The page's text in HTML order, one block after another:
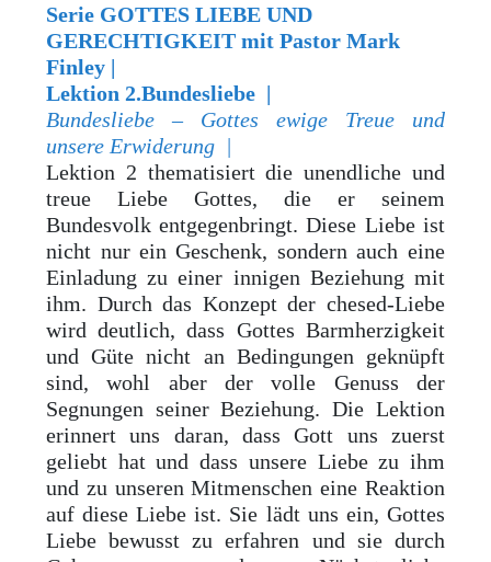
Serie GOTTES LIEBE UND
GERECHTIGKEIT mit Pastor Mark
Finley |
Lektion2.Bundesliebe |
Bundesliebe – Gottes ewige Treue und
unsere Erwiderung |
Lektion 2 thematisiert die unendliche und
treue Liebe Gottes, die er seinem
Bundesvolk entgegenbringt. Diese Liebe ist
nicht nur ein Geschenk, sondern auch eine
Einladung zu einer innigen Beziehung mit
ihm. Durch das Konzept der chesed-Liebe
wird deutlich, dass Gottes Barmherzigkeit
und Güte nicht an Bedingungen geknüpft
sind, wohl aber der volle Genuss der
Segnungen seiner Beziehung. Die Lektion
erinnert uns daran, dass Gott uns zuerst
geliebt hat und dass unsere Liebe zu ihm
und zu unseren Mitmenschen eine Reaktion
auf diese Liebe ist. Sie lädt uns ein, Gottes
Liebe bewusst zu erfahren und sie durch